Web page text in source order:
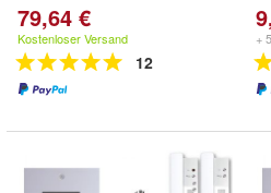
79,64 €
Kostenloser Versand
12
+